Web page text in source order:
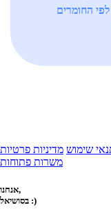
החומרים
שימוש מדיניות פרטיות
משרות פתוחות
אנחנו,
בסושיאל :)